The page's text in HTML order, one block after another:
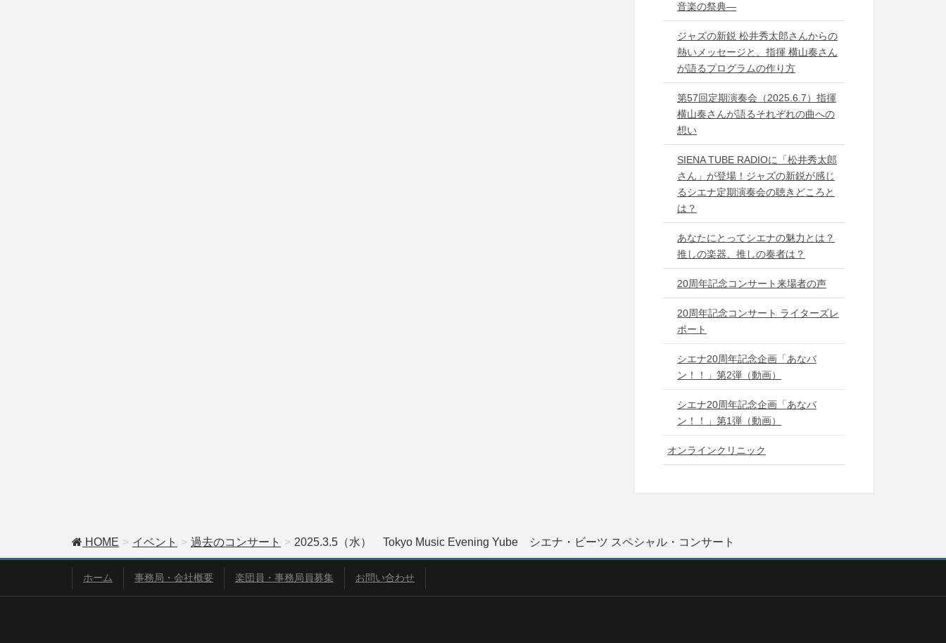
音楽の祭典―
ジャズの新鋭 松井秀太郎さんからの
熱いメッセージと、指揮 横山奏さん
が語るプログラムの作り方
第57回定期演奏会（2025.6.7）指揮
横山奏さんが語るそれぞれの曲への
想い
SIENA TUBE RADIOに「松井秀太郎
さん」が登場！ジャズの新鋭が感じ
るシエナ定期演奏会の聴きどころと
は？
あなたにとってシエナの魅力とは？
推しの楽器、推しの奏者は？
20周年記念コンサート来場者の声
20周年記念コンサート ライターズレ
ポート
シエナ20周年記念企画「あなバ
ン！！」第2弾（動画）
シエナ20周年記念企画「あなバ
ン！！」第1弾（動画）
オンラインクリニック
HOME イベント 過去のコンサート 2025.3.5（水） Tokyo Music Evening Yube シエナ・ビーツ スペシャル・コンサート
ホーム 事務局・会社概要 楽団員・事務局員募集 お問い合わせ